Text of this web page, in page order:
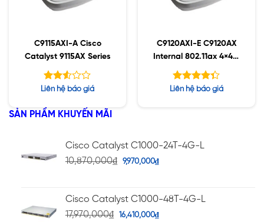
C9115AXI-A Cisco
Catalyst 9115AX Series
Được
hạng
2.54
Liên hệ báo giá
C9120AXI-E C9120AX
Internal 802.11ax 4×4:4
MIMO;IOT;BT5;mGig;U
Được xếp
Liên hệ báo giá
SẢN PHẨM KHUYẾN MÃI
Cisco Catalyst C1000-24T-4G-L
10,870,000₫ 9,970,000₫
Cisco Catalyst C1000-48T-4G-L
17,970,000₫ 16,410,000₫